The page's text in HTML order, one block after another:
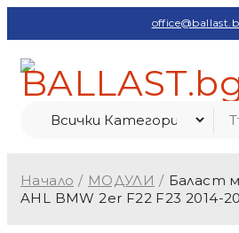
Начало / МОДУЛИ / Баласт
AHL BMW 2er F22 F23 2014-